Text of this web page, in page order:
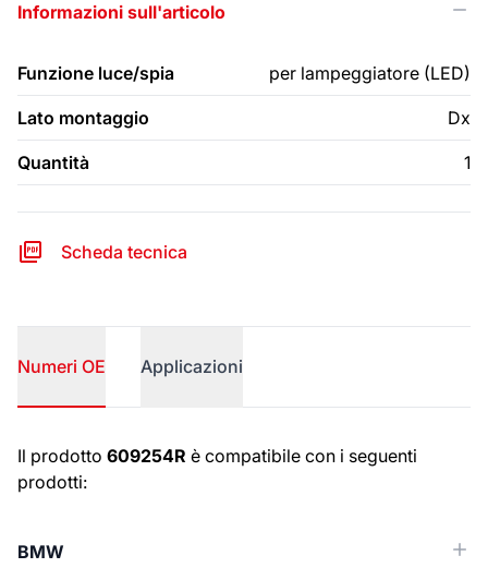
Informazioni sull'articolo
Funzione luce/spia per lampeggiatore (LED)
Lato montaggio Dx
Quantità 1
Scheda tecnica
Numeri OE Applicazioni
Numeri OE
Il prodotto 609254R è compatibile con i seguenti
prodotti:
BMW